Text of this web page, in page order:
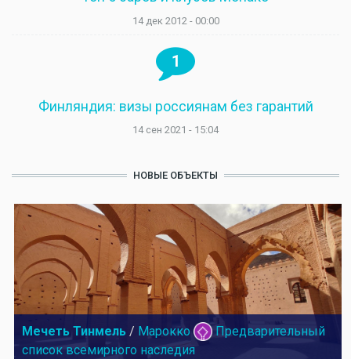
14 дек 2012 - 00:00
1
Финляндия: визы россиянам без гарантий
14 сен 2021 - 15:04
НОВЫЕ ОБЪЕКТЫ
Мечеть Тинмель / Марокко
Предварительный
список всемирного наследия